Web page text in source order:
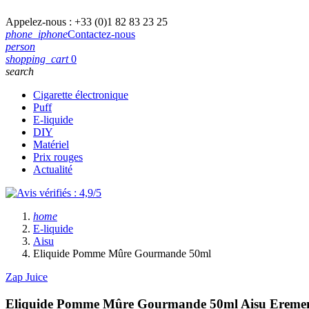
Appelez-nous : +33 (0)1 82 83 23 25
phone_iphoneContactez-nous
person
shopping_cart 0
search
Cigarette électronique
Puff
E-liquide
DIY
Matériel
Prix rouges
Actualité
home
E-liquide
Aisu
Eliquide Pomme Mûre Gourmande 50ml
Zap Juice
Eliquide Pomme Mûre Gourmande 50ml Aisu